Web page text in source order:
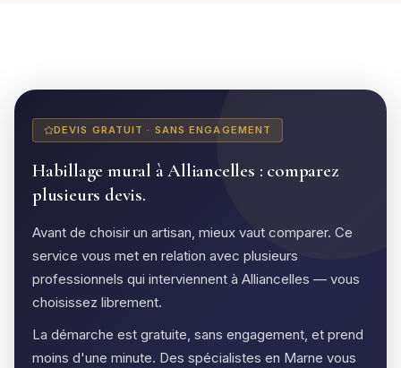
DEVIS GRATUIT · SANS ENGAGEMENT
Habillage mural à Alliancelles : comparez
plusieurs devis.
Avant de choisir un artisan, mieux vaut comparer. Ce
service vous met en relation avec plusieurs
professionnels qui interviennent à Alliancelles — vous
choisissez librement.
La démarche est gratuite, sans engagement, et prend
moins d'une minute. Des spécialistes en Marne vous